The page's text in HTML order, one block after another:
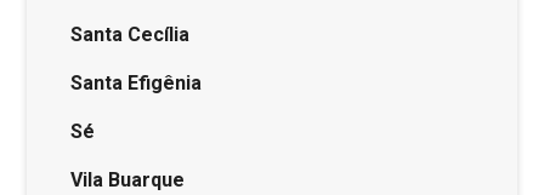
Santa Cecília
Santa Efigênia
Sé
Vila Buarque